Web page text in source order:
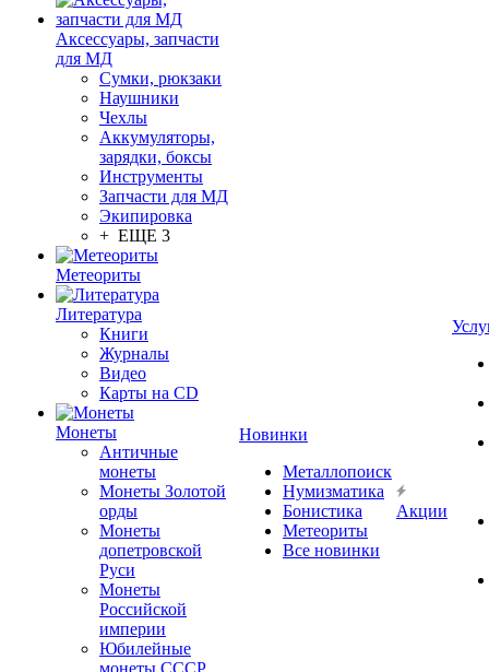
Аксессуары, запчасти
для МД
Сумки, рюкзаки
Наушники
Чехлы
Аккумуляторы,
зарядки, боксы
Инструменты
Запчасти для МД
Экипировка
+ ЕЩЕ 3
Метеориты
Литература
Книги
Журналы
Видео
Карты на CD
Монеты
Античные
монеты
Монеты Золотой
орды
Монеты
допетровской
Руси
Монеты
Российской
империи
Юбилейные
монеты СССР
Новинки
Металлопоиск
Нумизматика
Бонистика
Метеориты
Все новинки
Акции